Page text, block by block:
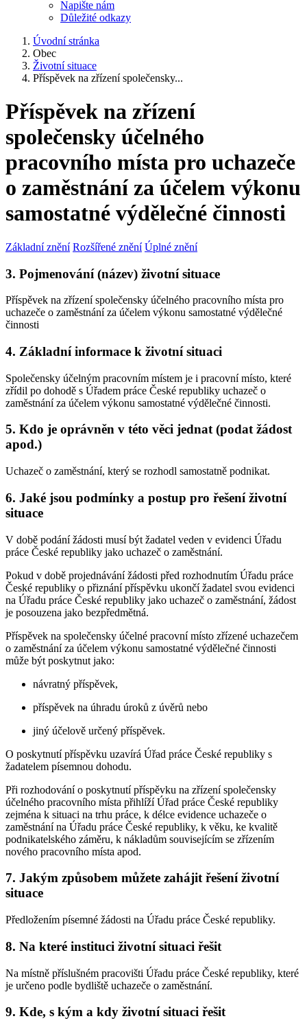
Napište nám
Důležité odkazy
Úvodní stránka
Obec
Životní situace
Příspěvek na zřízení společensky...
Příspěvek na zřízení
společensky účelného
pracovního místa pro uchazeče
o zaměstnání za účelem výkonu
samostatné výdělečné činnosti
Základní znění Rozšířené znění Úplné znění
3. Pojmenování (název) životní situace
Příspěvek na zřízení společensky účelného pracovního místa pro
uchazeče o zaměstnání za účelem výkonu samostatné výdělečné
činnosti
4. Základní informace k životní situaci
Společensky účelným pracovním místem je i pracovní místo, které
zřídil po dohodě s Úřadem práce České republiky uchazeč o
zaměstnání za účelem výkonu samostatné výdělečné činnosti.
5. Kdo je oprávněn v této věci jednat (podat žádost
apod.)
Uchazeč o zaměstnání, který se rozhodl samostatně podnikat.
6. Jaké jsou podmínky a postup pro řešení životní
situace
V době podání žádosti musí být žadatel veden v evidenci Úřadu
práce České republiky jako uchazeč o zaměstnání.
Pokud v době projednávání žádosti před rozhodnutím Úřadu práce
České republiky o přiznání příspěvku ukončí žadatel svou evidenci
na Úřadu práce České republiky jako uchazeč o zaměstnání, žádost
je posouzena jako bezpředmětná.
Příspěvek na společensky účelné pracovní místo zřízené uchazečem
o zaměstnání za účelem výkonu samostatné výdělečné činnosti
může být poskytnut jako:
návratný příspěvek,
příspěvek na úhradu úroků z úvěrů nebo
jiný účelově určený příspěvek.
O poskytnutí příspěvku uzavírá Úřad práce České republiky s
žadatelem písemnou dohodu.
Při rozhodování o poskytnutí příspěvku na zřízení společensky
účelného pracovního místa přihlíží Úřad práce České republiky
zejména k situaci na trhu práce, k délce evidence uchazeče o
zaměstnání na Úřadu práce České republiky, k věku, ke kvalitě
podnikatelského záměru, k nákladům souvisejícím se zřízením
nového pracovního místa apod.
7. Jakým způsobem můžete zahájit řešení životní
situace
Předložením písemné žádosti na Úřadu práce České republiky.
8. Na které instituci životní situaci řešit
Na místně příslušném pracovišti Úřadu práce České republiky, které
je určeno podle bydliště uchazeče o zaměstnání.
9. Kde, s kým a kdy životní situaci řešit